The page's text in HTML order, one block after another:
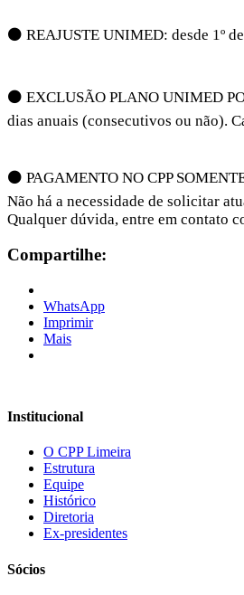
⚫ REAJUSTE UNIMED: desde 1º
⚫ EXCLUSÃO PLANO UNIMED
dias anuais (consecutivos ou não).
⚫ PAGAMENTO NO CPP
Não há a necessidade de solicitar
Qualquer dúvida, entre em contato
Compartilhe:
WhatsApp
Imprimir
Mais
Institucional
O CPP Limeira
Estrutura
Equipe
Histórico
Diretoria
Ex-presidentes
Sócios